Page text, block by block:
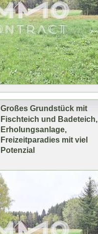
Großes Grundstück mit
Fischteich und Badeteich,
Erholungsanlage,
Freizeitparadies mit viel
Potenzial